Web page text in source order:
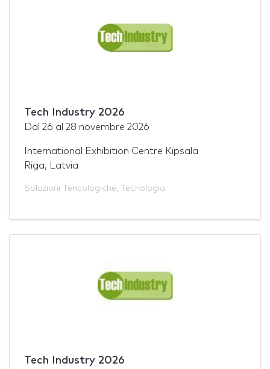
Tech Industry 2026
Dal 26 al 28 novembre 2026
International Exhibition Centre Kipsala
Riga, Latvia
Soluzioni Tencologiche, Tecnologia
Tech Industry 2026